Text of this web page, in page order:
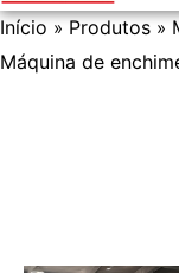
Início » Produtos »
Máquina de